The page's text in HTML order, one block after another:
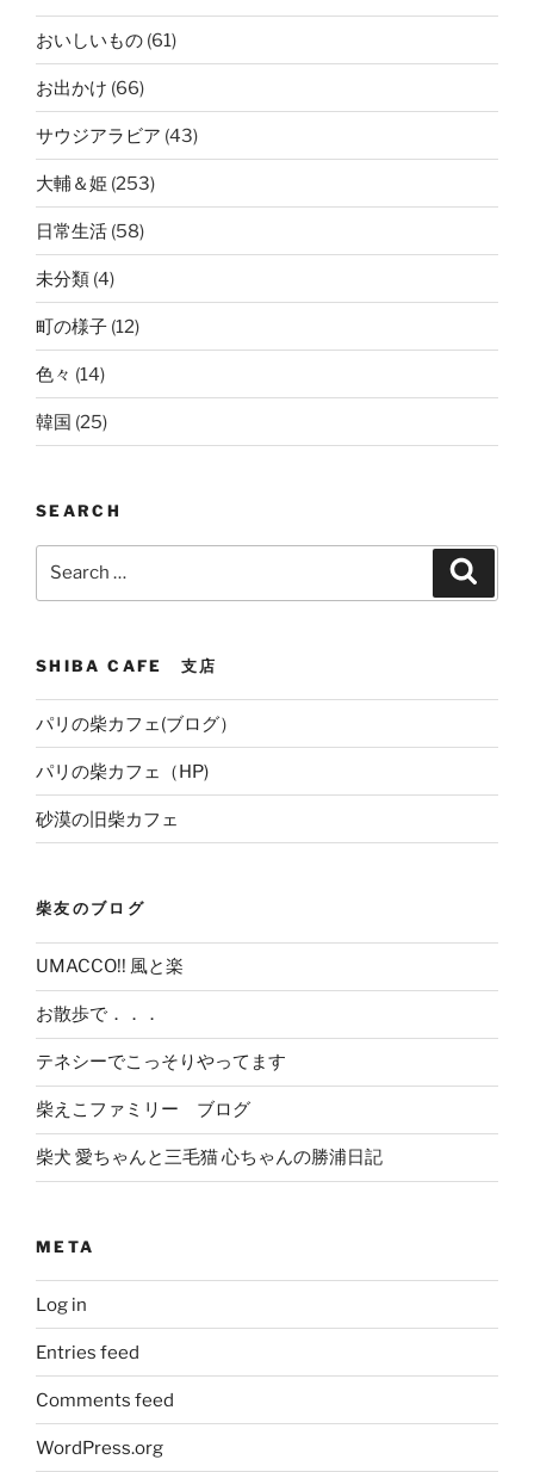
おいしいもの (61)
お出かけ (66)
サウジアラビア (43)
大輔＆姫 (253)
日常生活 (58)
未分類 (4)
町の様子 (12)
色々 (14)
韓国 (25)
SEARCH
SHIBA CAFE 支店
パリの柴カフェ(ブログ）
パリの柴カフェ（HP)
砂漠の旧柴カフェ
柴友のブログ
UMACCO!! 風と楽
お散歩で．．．
テネシーでこっそりやってます
柴えこファミリー ブログ
柴犬 愛ちゃんと三毛猫 心ちゃんの勝浦日記
META
Log in
Entries feed
Comments feed
WordPress.org